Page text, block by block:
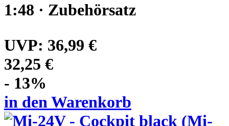
1:48 · Zubehörsatz
UVP: 36,99 €
32,25 €
- 13%
in den Warenkorb